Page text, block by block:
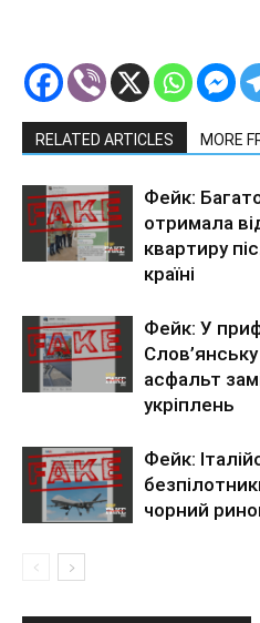
RELATED ARTICLES MORE
Фейк:
отримала
квартиру
країні
Фейк: У
асфальт
укріплень
Фейк:
чорний